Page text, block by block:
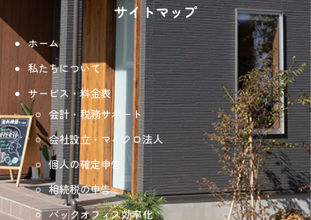
サイトマップ
ホーム
私たちについて
サービス・料金表
会計・税務サポート
会社設立・マイクロ法人
個人の確定申告
相続税の申告
バックオフィス効率化